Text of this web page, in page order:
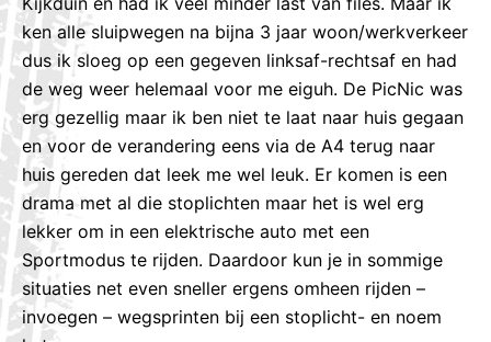
ken alle sluipwegen na bijna 3 jaar woon/werkverkeer
dus ik sloeg op een gegeven linksaf-rechtsaf en had
de weg weer helemaal voor me eiguh. De PicNic was
erg gezellig maar ik ben niet te laat naar huis gegaan
en voor de verandering eens via de A4 terug naar
huis gereden dat leek me wel leuk. Er komen is een
drama met al die stoplichten maar het is wel erg
lekker om in een elektrische auto met een
Sportmodus te rijden. Daardoor kun je in sommige
situaties net even sneller ergens omheen rijden –
invoegen – wegsprinten bij een stoplicht- en noem